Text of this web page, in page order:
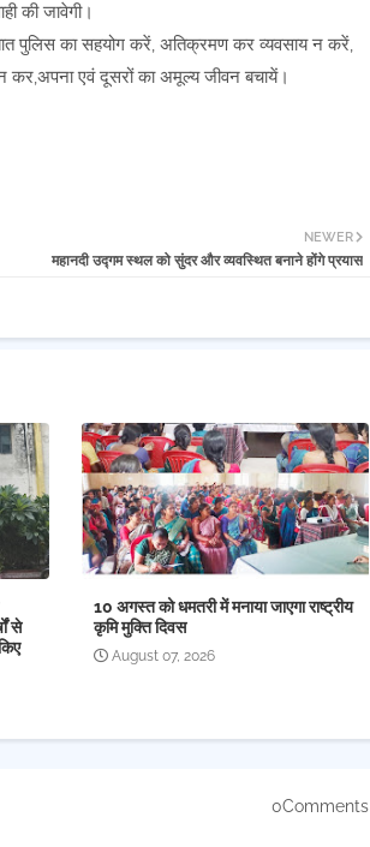
की जावेगी।
पुलिस का सहयोग करें, अतिक्रमण कर व्यवसाय न करें,
कर,अपना एवं दूसरों का अमूल्य जीवन बचायें।
NEWER
महानदी उद्गम स्थल को सुंदर और व्यवस्थित बनाने होंगे प्रयास
से
10 अगस्त को धमतरी में मनाया जाएगा राष्ट्रीय
कृमि मुक्ति दिवस
August 07, 2026
0Comments